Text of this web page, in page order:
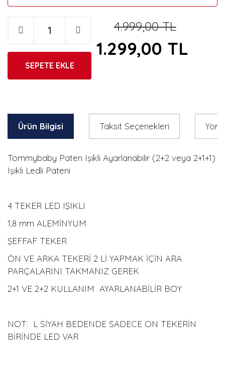
4.999,00 TL
1.299,00 TL
SEPETE EKLE
Ürün Bilgisi Taksit Seçenekleri
Tommybaby Paten Işıklı Ayarlanabilir (2+2 veya 2+1+1)
Işıklı Ledli Pateni
4 TEKER LED IŞIKLI
1,8 mm ALEMİNYUM
ŞEFFAF TEKER
ÖN VE ARKA TEKERİ 2 Lİ YAPMAK İÇİN ARA
PARÇALARINI TAKMANIZ GEREK
2+1 VE 2+2 KULLANIM AYARLANABİLİR BOY
NOT: L SİYAH BEDENDE SADECE ON TEKERİN
BİRİNDE LED VAR